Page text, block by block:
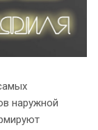
наружной